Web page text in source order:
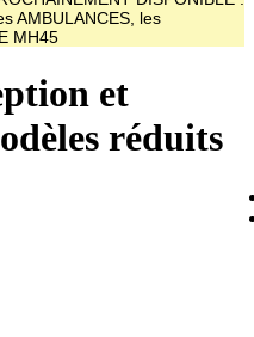
AMBULANCES, les
MH45
et
réduits